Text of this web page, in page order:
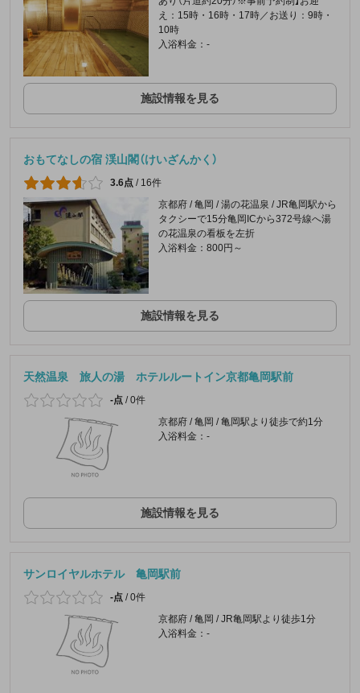
え：15時・16時・17時／お送り：9時・
10時
入浴料金：-
施設情報を見る
おもてなしの宿 渓山閣（けいざんかく）
3.6点 / 16件
京都府 / 亀岡 / 湯の花温泉 / JR亀岡駅から
タクシーで15分亀岡ICから372号線へ湯
の花温泉の看板を左折
入浴料金：800円～
施設情報を見る
天然温泉 旅人の湯 ホテルルートイン京都亀岡駅前
-点 /0件
京都府 / 亀岡 / 亀岡駅より徒歩で約1分
入浴料金：-
施設情報を見る
サンロイヤルホテル 亀岡駅前
-点 /0件
京都府 / 亀岡 / JR亀岡駅より徒歩1分
入浴料金：-